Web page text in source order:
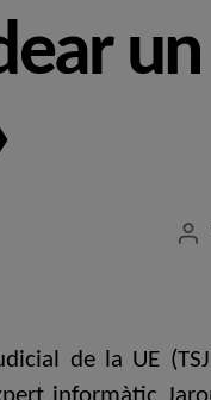
de la UE